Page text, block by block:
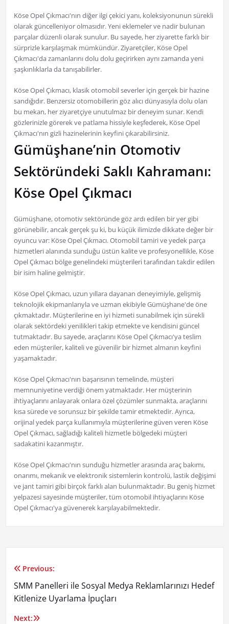
Köse Opel Çıkmacı'nın diğer ilgi çekici yanı, koleksiyonunun sürekli
olarak güncelleniyor olmasıdır. Yeni eklemeler ve nadir bulunan
parçalar düzenli olarak sunulur. Bu sayede, her ziyarette farklı bir
sürprizle karşılaşmak mümkündür. Ziyaretçiler, Köse Opel
Çıkmacı'da zamanlarını dolu dolu geçirirken aynı zamanda yeni
şaşkınlıklarla da tanışabilirler.
Köse Opel Çıkmacı, klasik otomobil severler için gerçek bir hazine
sandığıdır. Benzersiz otomobillerin göz alıcı dünyasıyla dolu olan
bu mekan, her ziyaretçiye unutulmaz bir deneyim sunar. Kendi
gözlerinizle görerek ve patlama hissiyle keşfederek, Köse Opel
Çıkmacı'nın gizli hazinelerinin keyfini çıkarabilirsiniz.
Gümüşhane’nin Otomotiv
Sektöründeki Saklı Kahramanı:
Köse Opel Çıkmacı
Gümüşhane, otomotiv sektöründe göz ardı edilen bir yer gibi
görünebilir, ancak gerçek şu ki, bu küçük ilimizde dikkate değer bir
oyuncu var: Köse Opel Çıkmacı. Otomobil tamiri ve yedek parça
hizmetleri alanında sunduğu üstün kalite ve profesyonellikle, Köse
Opel Çıkmacı bölge genelindeki müşterileri tarafından takdir edilen
bir isim haline gelmiştir.
Köse Opel Çıkmacı, uzun yıllara dayanan deneyimiyle, gelişmiş
teknolojik ekipmanlarıyla ve uzman ekibiyle Gümüşhane'de öne
çıkmaktadır. Müşterilerine en iyi hizmeti sunabilmek için sürekli
olarak sektördeki yenilikleri takip etmekte ve kendisini güncel
tutmaktadır. Bu sayede, araçlarını Köse Opel Çıkmacı'ya teslim
eden müşteriler, kaliteli ve güvenilir bir hizmet almanın keyfini
yaşamaktadır.
Köse Opel Çıkmacı'nın başarısının temelinde, müşteri
memnuniyetine verdiği önem yatmaktadır. Her müşterinin
ihtiyaçlarını anlayarak onlara özel çözümler sunmakta, araçlarını
kısa sürede ve sorunsuz bir şekilde tamir etmektedir. Ayrıca,
orijinal yedek parça kullanımıyla müşterilerine güven veren Köse
Opel Çıkmacı, sağladığı kaliteli hizmetle bölgedeki müşteri
sadakatini kazanmıştır.
Köse Opel Çıkmacı'nın sunduğu hizmetler arasında araç bakımı,
onarımı, mekanik ve elektronik sistemlerin kontrolü, lastik değişimi
ve jant tamiri gibi birçok farklı alan bulunmaktadır. Bu geniş hizmet
yelpazesi sayesinde müşteriler, tüm otomobil ihtiyaçlarını Köse
Opel Çıkmacı'ya güvenerek karşılayabilmektedir.
Yazı
gezinmesi
Previous:
SMM Panelleri ile Sosyal Medya Reklamlarınızı Hedef
Kitlenize Uyarlama İpuçları
Next: